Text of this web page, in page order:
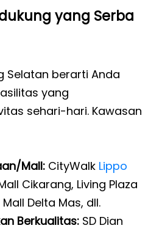
yang Serba
Selatan berarti Anda
yang
sehari-hari. Kawasan
Mall: CityWalk Lippo
Cikarang, Living Plaza
Delta Mas, dll.
Berkualitas: SD Dian